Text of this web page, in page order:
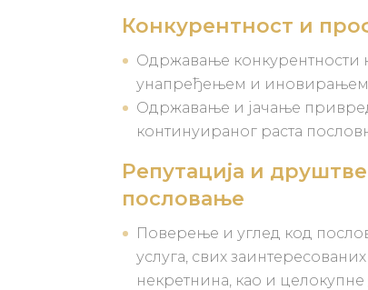
Конкурентност и
Одржавање конкурентности
унапређењем и иновирањем
Одржавање и јачање
континуираног раста
Репутација и
пословање
Поверење и углед код
услуга, свих
некретнина, као и